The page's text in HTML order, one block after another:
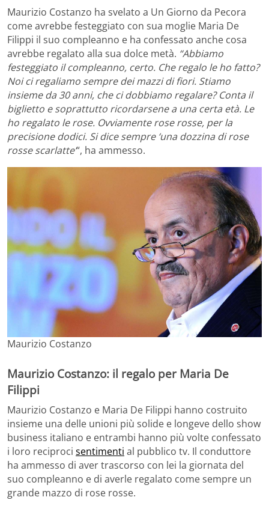
Maurizio Costanzo ha svelato a Un Giorno da Pecora
come avrebbe festeggiato con sua moglie Maria De
Filippi il suo compleanno e ha confessato anche cosa
avrebbe regalato alla sua dolce metà. “Abbiamo
festeggiato il compleanno, certo. Che regalo le ho fatto?
Noi ci regaliamo sempre dei mazzi di fiori. Stiamo
insieme da 30 anni, che ci dobbiamo regalare? Conta il
biglietto e soprattutto ricordarsene a una certa età. Le
ho regalato le rose. Ovviamente rose rosse, per la
precisione dodici. Si dice sempre ‘una dozzina di rose
rosse scarlatte’“, ha ammesso.
Maurizio Costanzo
Maurizio Costanzo: il regalo per Maria De
Filippi
Maurizio Costanzo e Maria De Filippi hanno costruito
insieme una delle unioni più solide e longeve dello show
business italiano e entrambi hanno più volte confessato
i loro reciproci sentimenti al pubblico tv. Il conduttore
ha ammesso di aver trascorso con lei la giornata del
suo compleanno e di averle regalato come sempre un
grande mazzo di rose rosse.